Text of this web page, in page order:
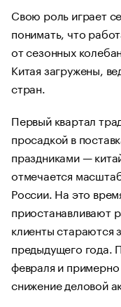
Свою роль играет
понимать, что
от сезонных
Китая загружены,
стран.
Первый квартал
просадкой в
праздниками —
отмечается
России. На это
приостанавливают
клиенты стараются
предыдущего года.
февраля и
снижение деловой